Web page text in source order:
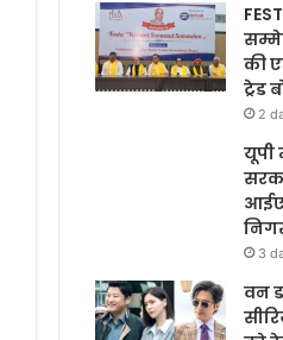
की
ट्रेड
2
यूपी
3
वन